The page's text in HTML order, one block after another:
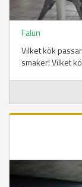
Falun
Vilket kök
smaker! Vilket